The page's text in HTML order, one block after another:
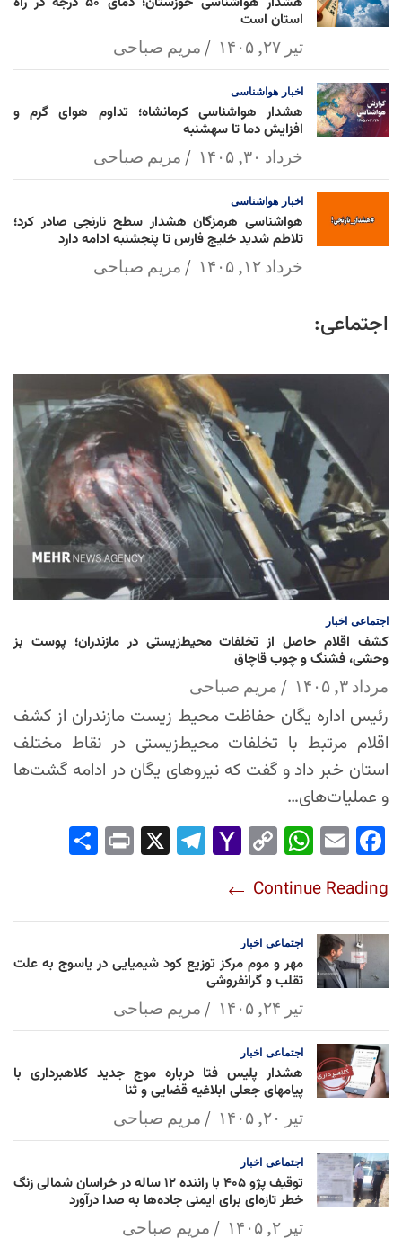
استان است
تیر ۲۷, ۱۴۰۵ مریم صباحی
اخبار هواشناسی
هشدار هواشناسی کرمانشاه؛ تداوم هوای گرم و
افزایش دما تا سهشنبه
خرداد ۳۰, ۱۴۰۵ مریم صباحی
اخبار هواشناسی
هواشناسی هرمزگان هشدار سطح نارنجی صادر کرد؛
تلاطم شدید خلیج فارس تا پنجشنبه ادامه دارد
خرداد ۱۲, ۱۴۰۵ مریم صباحی
اجتماعی:
اجتماعی اخبار
کشف اقلام حاصل از تخلفات محیط‌زیستی در مازندران؛ پوست بز
وحشی، فشنگ و چوب قاچاق
مرداد ۳, ۱۴۰۵ مریم صباحی
رئیس اداره یگان حفاظت محیط زیست مازندران از کشف
اقلام مرتبط با تخلفات محیط‌زیستی در نقاط مختلف
استان خبر داد و گفت که نیروهای یگان در ادامه گشت‌ها
و عملیات‌های…
Fac
ok
Em
Wh
Ap
p
Co
Lin
k
Yah
l
Tel
Pri
Continue Reading
اجتماعی اخبار
مهر و موم مرکز توزیع کود شیمیایی در یاسوج به علت
تقلب و گرانفروشی
تیر ۲۴, ۱۴۰۵ مریم صباحی
اجتماعی اخبار
هشدار پلیس فتا درباره موج جدید کلاهبرداری با
پیامهای جعلی ابلاغیه قضایی و ثنا
تیر ۲۰, ۱۴۰۵ مریم صباحی
اجتماعی اخبار
توقیف پژو ۴۰۵ با راننده ۱۲ ساله در خراسان شمالی زنگ
خطر تازه‌ای برای ایمنی جاده‌ها به صدا درآورد
تیر ۲, ۱۴۰۵ مریم صباحی